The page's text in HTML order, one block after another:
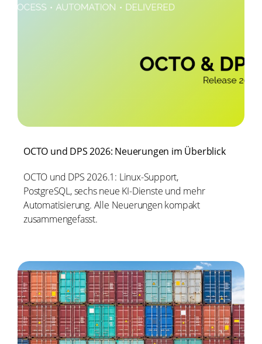
OCTO und DPS 2026: Neuerungen im Überblick
OCTO und DPS 2026.1: Linux-Support,
PostgreSQL, sechs neue KI-Dienste und mehr
Automatisierung. Alle Neuerungen kompakt
zusammengefasst.